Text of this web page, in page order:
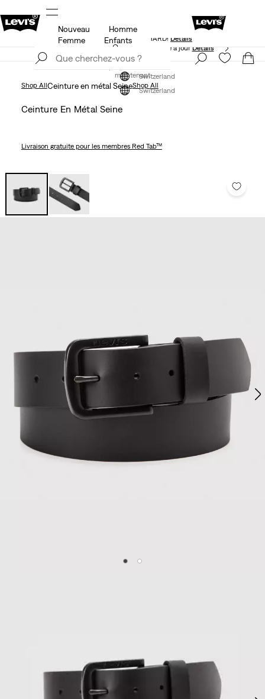
KLARNA: ACHETEZ MAINTENANT ET PAYEZ PLUS
TARD! Détails
maintenant
Switzerland
Nouveau
Homme
Femme
Enfants
Politique de livraison et de retours mise à jour Détails
Rejoindre
maintenant
Switzerland
Shop AllCeinture en métal SeineShop All
Ceinture En Métal Seine
Livraison gratuitepour les membres Red Tab™